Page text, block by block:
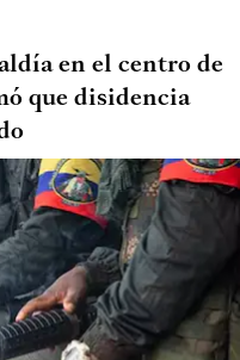
en el centro de
que disidencia